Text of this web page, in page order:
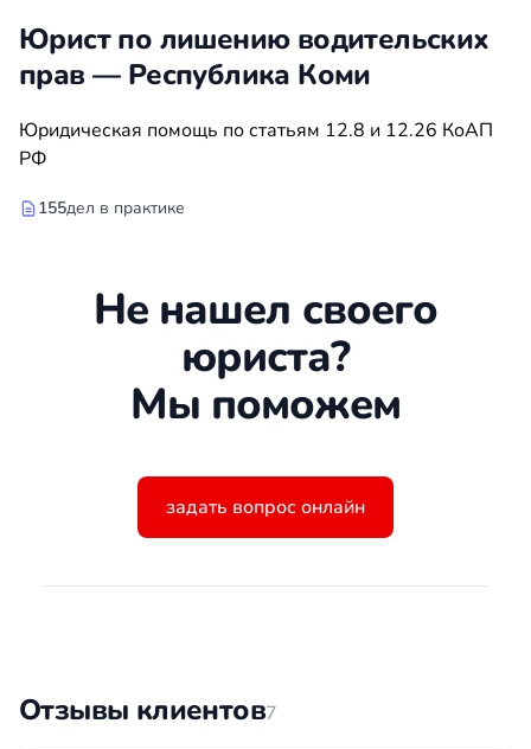
Юрист по лишению водительских
прав — Республика Коми
Юридическая помощь по статьям 12.8 и 12.26 КоАП
РФ
155дел в практике
Не нашел своего
юриста?
Мы поможем
задать вопрос онлайн
Отзывы клиентов7